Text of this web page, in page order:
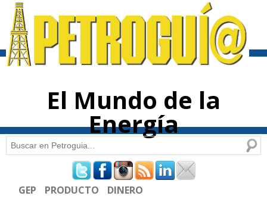
contenido
El Mundo de la
Energía
Formulario de búsqueda
Buscar
GEP PRODUCTO DINERO